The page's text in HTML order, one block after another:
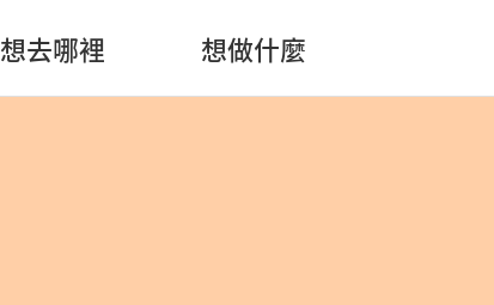
想去哪裡 想做什麼